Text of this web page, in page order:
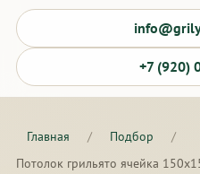
+7 (920)
Главная / Подбор
/
Потолок грильято ячейка